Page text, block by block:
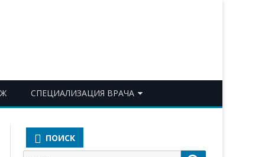
СПЕЦИАЛИЗАЦИЯ ВРАЧА
АЛЛЕРГОЛОГ-ИММУНОЛОГ
ПОИСК